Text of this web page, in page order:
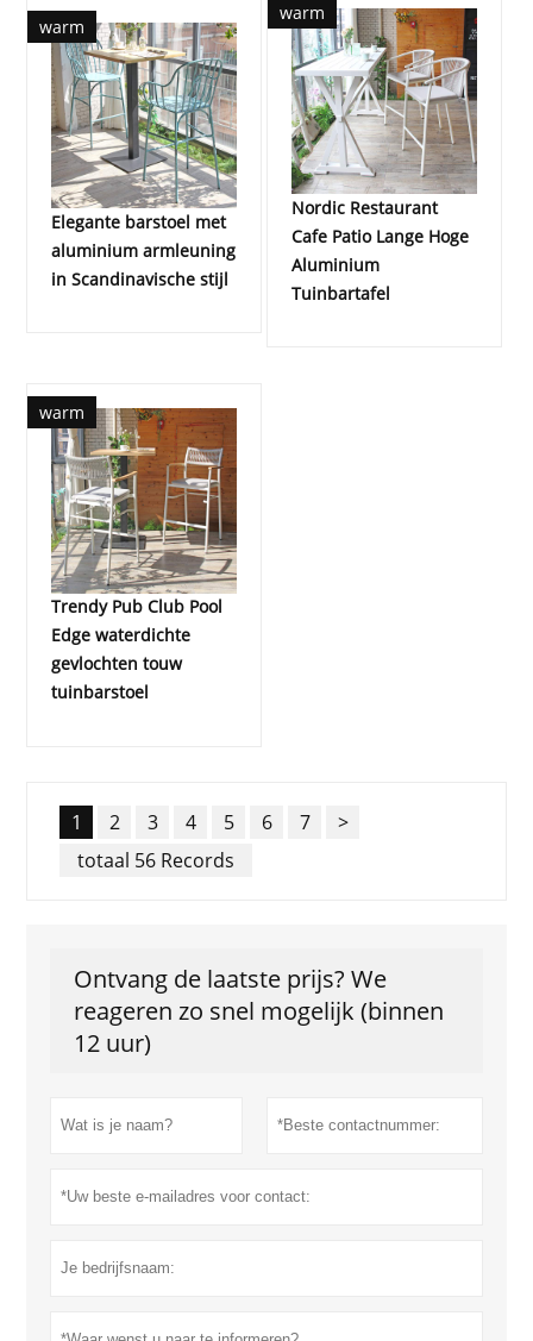
warm
Elegante barstoel met
aluminium armleuning
in Scandinavische stijl
warm
Nordic Restaurant
Cafe Patio Lange Hoge
Aluminium
Tuinbartafel
warm
Trendy Pub Club Pool
Edge waterdichte
gevlochten touw
tuinbarstoel
1 2 3 4 5 6 7
>
totaal 56 Records
Ontvang de laatste prijs? We
reageren zo snel mogelijk (binnen
12 uur)